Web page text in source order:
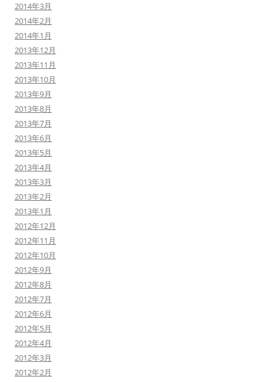
2014年3月
2014年2月
2014年1月
2013年12月
2013年11月
2013年10月
2013年9月
2013年8月
2013年7月
2013年6月
2013年5月
2013年4月
2013年3月
2013年2月
2013年1月
2012年12月
2012年11月
2012年10月
2012年9月
2012年8月
2012年7月
2012年6月
2012年5月
2012年4月
2012年3月
2012年2月